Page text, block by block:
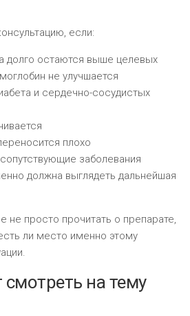
если:
долго остаются выше целевых
не улучшается
и сердечно-сосудистых
плохо
заболевания
должна выглядеть дальнейшая
не просто прочитать о препарате,
ли место именно этому
на тему